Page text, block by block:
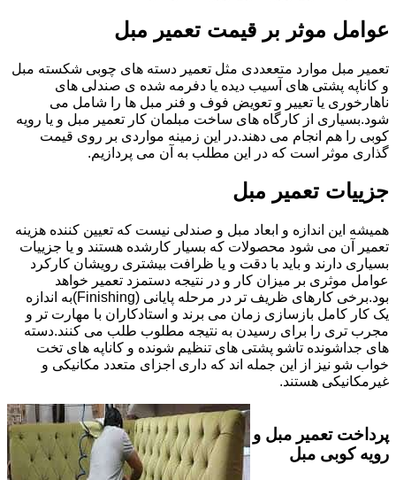
عوامل موثر بر قیمت تعمیر مبل
تعمیر مبل موارد متععددی مثل تعمیر دسته های چوبی شکسته مبل
و کاناپه پشتی های آسیب دیده یا دفرمه شده ی صندلی های
ناهارخوری یا تعییر و تعویض فوف و فنر مبل ها را شامل می
شود.بسیاری از کارگاه های ساخت مبلمان کار تعمیر مبل و یا رویه
کوبی را هم انجام می دهند.در این زمینه مواردی بر روی قیمت
گذاری موثر است که در این مطلب به آن می پردازیم.
جزییات تعمیر مبل
همیشه این اندازه و ابعاد مبل و صندلی نیست که تعیین کننده هزینه
تعمیر آن می شود محصولات که بسیار کارشده هستند و یا جزییات
بسیاری دارند و باید با دقت و یا ظرافت بیشتری رویشان کارکرد
عوامل موثری بر میزان کار و در نتیجه دستمزد تعمیر خواهد
بود.برخی کارهای ظریف تر در مرحله پایانی (Finishing)به اندازه
یک کار کامل بازسازی زمان می برند و استادکاران با مهارت تر و
مجرب تری را برای رسیدن به نتیجه مطلوب طلب می کنند.دسته
های جداشونده تاشو پشتی های تنظیم شونده و کاناپه های تخت
خواب شو نیز از این جمله اند که داری اجزای متعدد مکانیکی و
غیرمکانیکی هستند.
پرداخت تعمیر مبل و
رویه کوبی مبل